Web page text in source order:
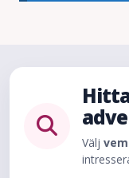
Välj vem